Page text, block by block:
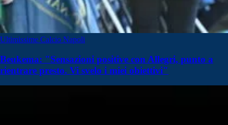
Ultimissime Calcio Napoli
Beukema: "Sensazioni positive con Allegri, punto a
rientrare presto. Vi svelo i miei obiettivi"